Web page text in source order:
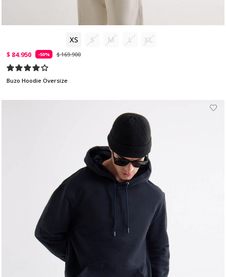
XS S M L XL
$ 84.950 -50% $ 169.900
Buzo Hoodie Oversize